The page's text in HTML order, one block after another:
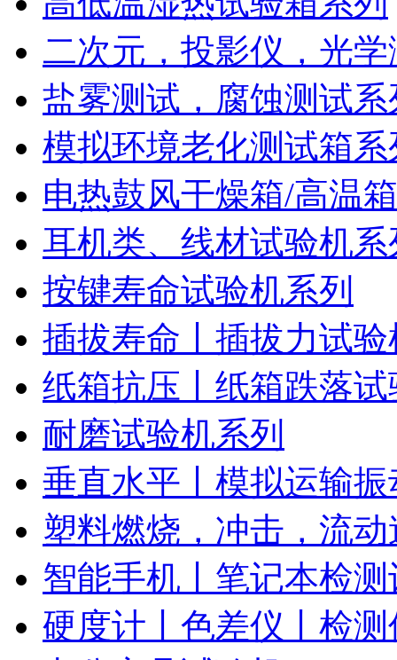
二次元，投影仪，光学
盐雾测试，腐蚀测试系
模拟环境老化测试箱系
电热鼓风干燥箱/高温箱
耳机类、线材试验机系
按键寿命试验机系列
插拔寿命丨插拔力试验
纸箱抗压丨纸箱跌落试
耐磨试验机系列
垂直水平丨模拟运输振
塑料燃烧，冲击，流动
智能手机丨笔记本检测
硬度计丨色差仪丨检测